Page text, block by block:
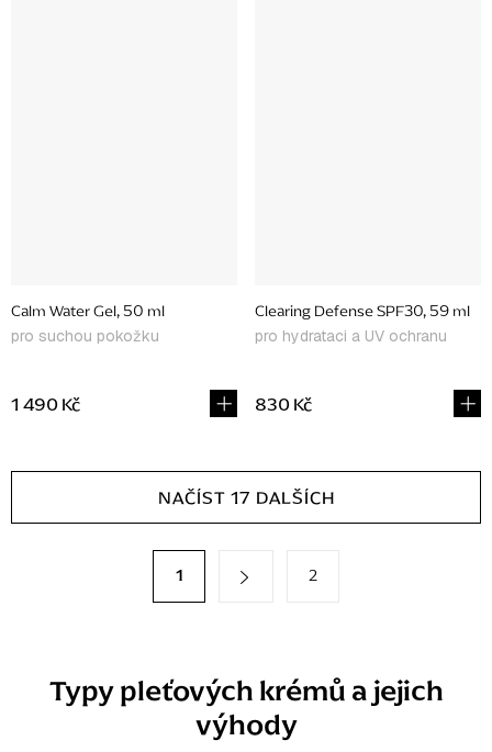
Calm Water Gel, 50 ml
pro suchou pokožku
1 490 Kč
Clearing Defense SPF30, 59 ml
pro hydrataci a UV ochranu
830 Kč
O
NAČÍST 17 DALŠÍCH
1 2
Typy pleťových krémů a jejich
výhody